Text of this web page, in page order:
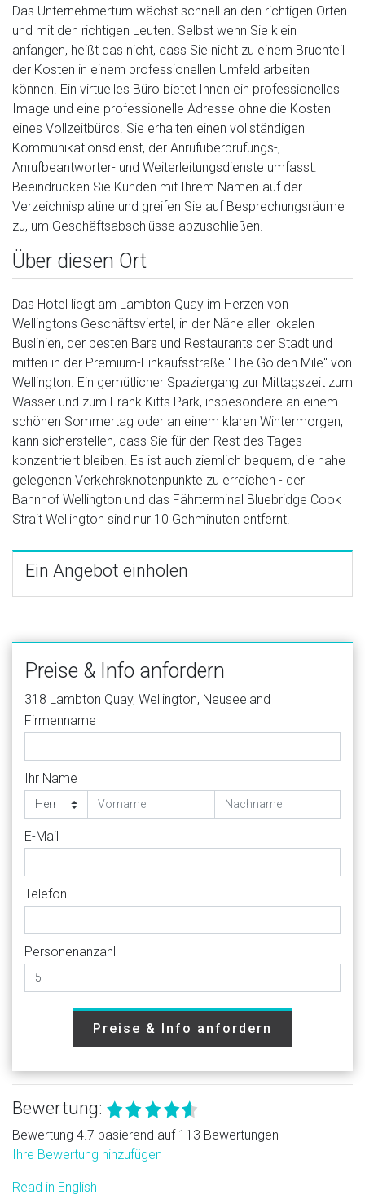
Das Unternehmertum wächst schnell an den richtigen Orten
und mit den richtigen Leuten. Selbst wenn Sie klein
anfangen, heißt das nicht, dass Sie nicht zu einem Bruchteil
der Kosten in einem professionellen Umfeld arbeiten
können. Ein virtuelles Büro bietet Ihnen ein professionelles
Image und eine professionelle Adresse ohne die Kosten
eines Vollzeitbüros. Sie erhalten einen vollständigen
Kommunikationsdienst, der Anrufüberprüfungs-,
Anrufbeantworter- und Weiterleitungsdienste umfasst.
Beeindrucken Sie Kunden mit Ihrem Namen auf der
Verzeichnisplatine und greifen Sie auf Besprechungsräume
zu, um Geschäftsabschlüsse abzuschließen.
Über diesen Ort
Das Hotel liegt am Lambton Quay im Herzen von
Wellingtons Geschäftsviertel, in der Nähe aller lokalen
Buslinien, der besten Bars und Restaurants der Stadt und
mitten in der Premium-Einkaufsstraße "The Golden Mile" von
Wellington. Ein gemütlicher Spaziergang zur Mittagszeit zum
Wasser und zum Frank Kitts Park, insbesondere an einem
schönen Sommertag oder an einem klaren Wintermorgen,
kann sicherstellen, dass Sie für den Rest des Tages
konzentriert bleiben. Es ist auch ziemlich bequem, die nahe
gelegenen Verkehrsknotenpunkte zu erreichen - der
Bahnhof Wellington und das Fährterminal Bluebridge Cook
Strait Wellington sind nur 10 Gehminuten entfernt.
Ein Angebot einholen
Preise & Info anfordern
318 Lambton Quay, Wellington, Neuseeland
Firmenname
Ihr Name
E-Mail
Telefon
Personenanzahl
Preise & Info anfordern
Bewertung:
Bewertung 4.7 basierend auf 113 Bewertungen
Ihre Bewertung hinzufügen
Read in English